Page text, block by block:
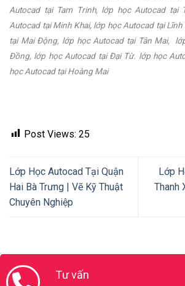
Autocad tại Tam Trinh, lớp học Autocad tại
Autocad tại Minh Khai, lớp học Autocad tại
tại Mai Động, lớp học Autocad tại Tân Mai,
Đồng, lớp học Autocad tại Đại Từ. lớp học
học Autocad tại Hoàng Mai
Post Views: 25
Lớp Học Autocad Tại Quận
Hai Bà Trưng | Vẽ Kỹ Thuật
Chuyên Nghiệp
Lớp
Thanh
Tư vấn